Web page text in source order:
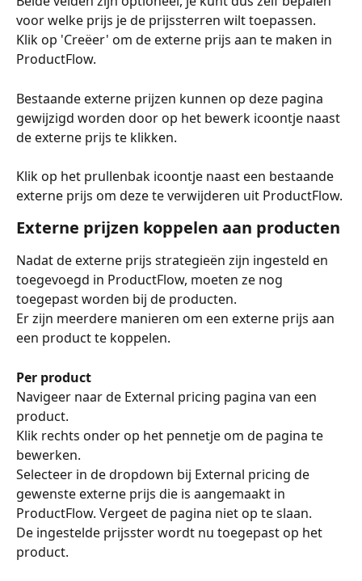
voor welke prijs je de prijssterren wilt toepassen.
Klik op 'Creëer' om de externe prijs aan te maken in
ProductFlow.
Bestaande externe prijzen kunnen op deze pagina
gewijzigd worden door op het bewerk icoontje naast
de externe prijs te klikken.
Klik op het prullenbak icoontje naast een bestaande
externe prijs om deze te verwijderen uit ProductFlow.
Externe prijzen koppelen aan producten
Nadat de externe prijs strategieën zijn ingesteld en
toegevoegd in ProductFlow, moeten ze nog
toegepast worden bij de producten.
Er zijn meerdere manieren om een externe prijs aan
een product te koppelen.
Per product
Navigeer naar de External pricing pagina van een
product.
Klik rechts onder op het pennetje om de pagina te
bewerken.
Selecteer in de dropdown bij External pricing de
gewenste externe prijs die is aangemaakt in
ProductFlow. Vergeet de pagina niet op te slaan.
De ingestelde prijsster wordt nu toegepast op het
product.